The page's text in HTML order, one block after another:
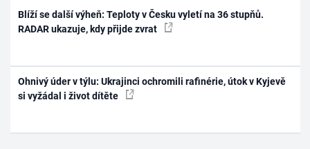
Blíží se další výheň: Teploty v Česku vyletí na 36 stupňů.
RADAR ukazuje, kdy přijde zvrat
Ohnivý úder v týlu: Ukrajinci ochromili rafinérie, útok v Kyjevě
si vyžádal i život dítěte